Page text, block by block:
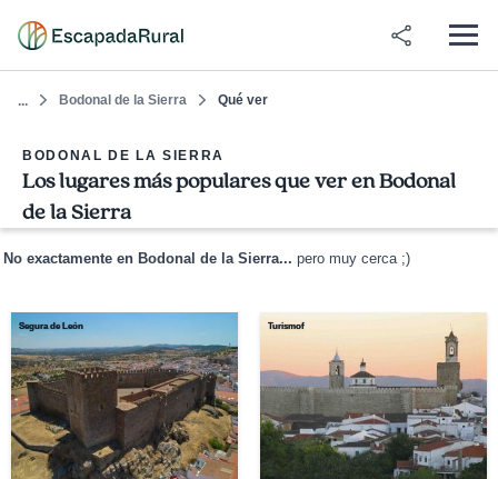
... Bodonal de la Sierra Qué ver
BODONAL DE LA SIERRA
Los lugares más populares que ver en Bodonal
de la Sierra
No exactamente en Bodonal de la Sierra... pero muy cerca ;)
Segura de León Turismof